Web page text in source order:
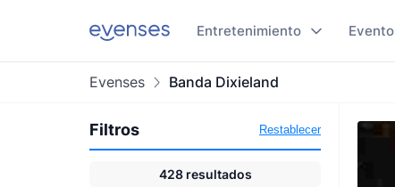
Entretenimiento Evento
Evenses Banda Dixieland
Filtros Restablecer
428 resultados